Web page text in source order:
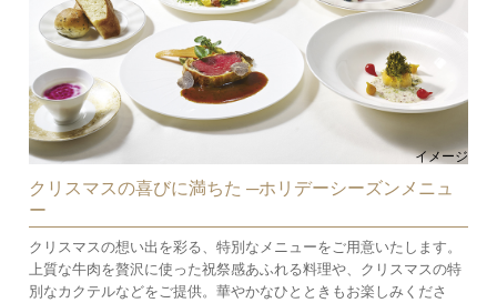
イメージ
クリスマスの喜びに満ちた ─ホリデーシーズンメニュ
ー
クリスマスの想い出を彩る、特別なメニューをご用意いたします。
上質な牛肉を贅沢に使った祝祭感あふれる料理や、クリスマスの特
別なカクテルなどをご提供。華やかなひとときもお楽しみくださ